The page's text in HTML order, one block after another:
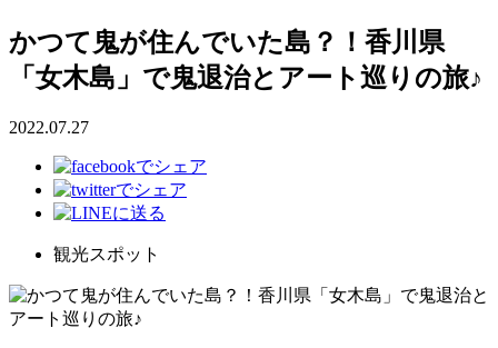
かつて鬼が住んでいた島？！香川県
「女木島」で鬼退治とアート巡りの旅♪
2022.07.27
観光スポット